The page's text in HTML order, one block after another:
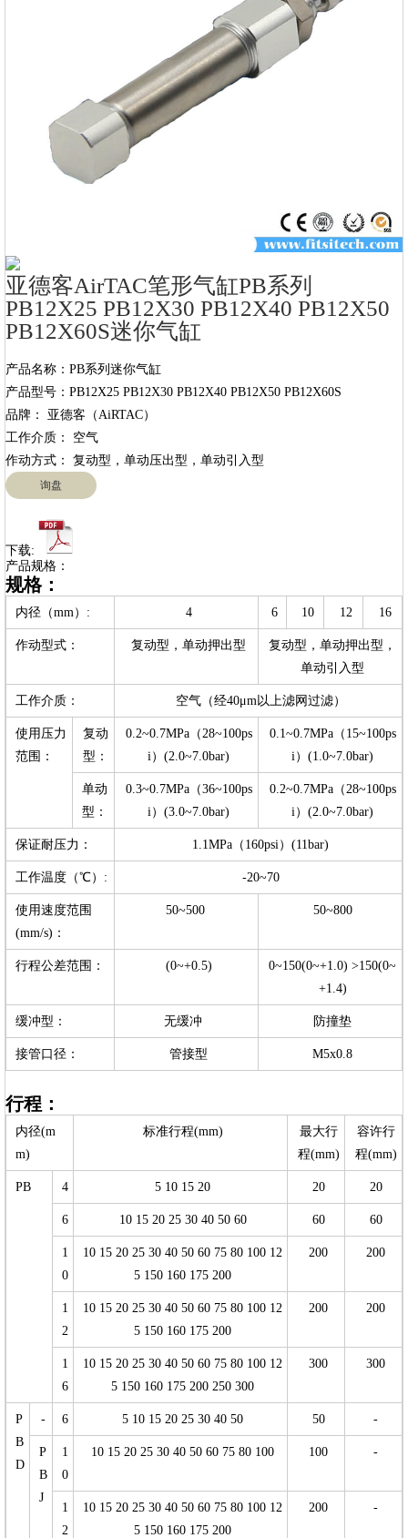
亚德客AirTAC笔形气缸PB系列
PB12X25 PB12X30 PB12X40 PB12X50
PB12X60S迷你气缸
产品名称：PB系列迷你气缸
产品型号：PB12X25 PB12X30 PB12X40 PB12X50 PB12X60S
品牌： 亚德客（AiRTAC）
工作介质： 空气
询盘
下载:
产品规格：
规格：
内径（mm）: 4 6 10 12 16
作动型式： 复动型，单动押出型
复动型，单动押出型，
单动引入型
工作介质： 空气（经40μm以上滤网过滤）
使用压力
范围：
复动
型：
0.2~0.7MPa（28~100ps
i）(2.0~7.0bar)
0.1~0.7MPa（15~100ps
i）(1.0~7.0bar)
单动
型：
0.3~0.7MPa（36~100ps
i）(3.0~7.0bar)
0.2~0.7MPa（28~100ps
i）(2.0~7.0bar)
保证耐压力： 1.1MPa（160psi）(11bar)
工作温度（℃）: -20~70
使用速度范围
(mm/s)：
50~500 50~800
行程公差范围： (0~+0.5)
0~150(0~+1.0) >150(0~
+1.4)
缓冲型： 无缓冲 防撞垫
接管口径： 管接型 M5x0.8
行程：
内径(m
m)
标准行程(mm)
最大行
程(mm)
容许行
程(mm)
PB 4 5 10 15 20 20 20
6 10 15 20 25 30 40 50 60 60 60
1
0
10 15 20 25 30 40 50 60 75 80 100 12
5 150 160 175 200
200 200
1
2
10 15 20 25 30 40 50 60 75 80 100 12
5 150 160 175 200
200 200
1
6
10 15 20 25 30 40 50 60 75 80 100 12
5 150 160 175 200 250 300
300 300
P
B
D
- 6 5 10 15 20 25 30 40 50 50 -
P
B
J
1
0
10 15 20 25 30 40 50 60 75 80 100 100 -
1
2
10 15 20 25 30 40 50 60 75 80 100 12
5 150 160 175 200
200 -